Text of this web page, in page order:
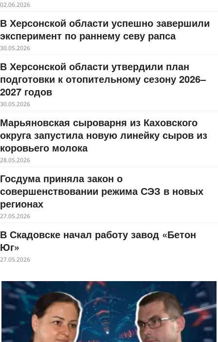
02.06.2026
В Херсонской области успешно завершили
эксперимент по раннему севу рапса
30.05.2026
В Херсонской области утвердили план
подготовки к отопительному сезону 2026–
2027 годов
30.05.2026
Марьяновская сыроварня из Каховского
округа запустила новую линейку сыров из
коровьего молока
28.05.2026
Госдума приняла закон о
совершенствовании режима СЭЗ в новых
регионах
27.05.2026
В Скадовске начал работу завод «Бетон
Юг»
27.05.2026